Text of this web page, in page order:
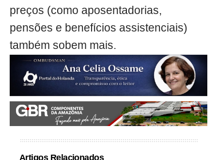
preços (como aposentadorias,
pensões e benefícios assistenciais)
também sobem mais.
Artigos Relacionados